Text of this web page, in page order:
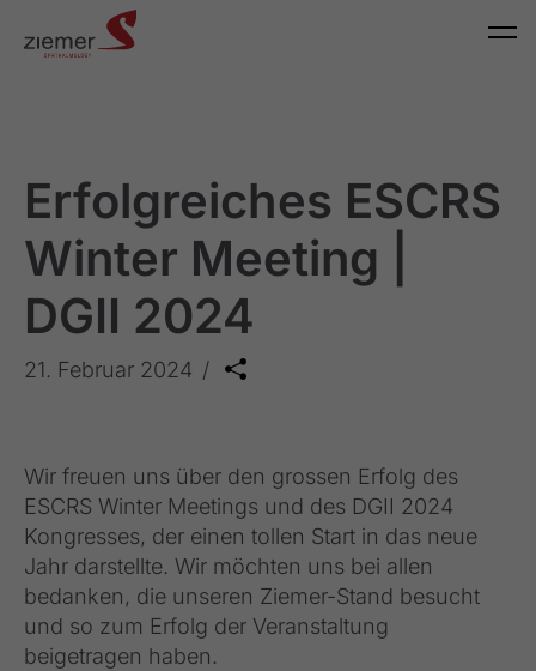
Erfolgreiches ESCRS
Winter Meeting |
DGII 2024
21. Februar 2024
Wir freuen uns über den grossen Erfolg des
ESCRS Winter Meetings und des DGII 2024
Kongresses, der einen tollen Start in das neue
Jahr darstellte. Wir möchten uns bei allen
bedanken, die unseren Ziemer-Stand besucht
und so zum Erfolg der Veranstaltung
beigetragen haben.